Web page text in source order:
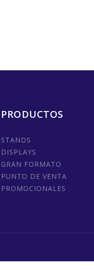
PRODUCTOS
STANDS
DISPLAYS
GRAN FORMATO
PUNTO DE VENTA
PROMOCIONALES